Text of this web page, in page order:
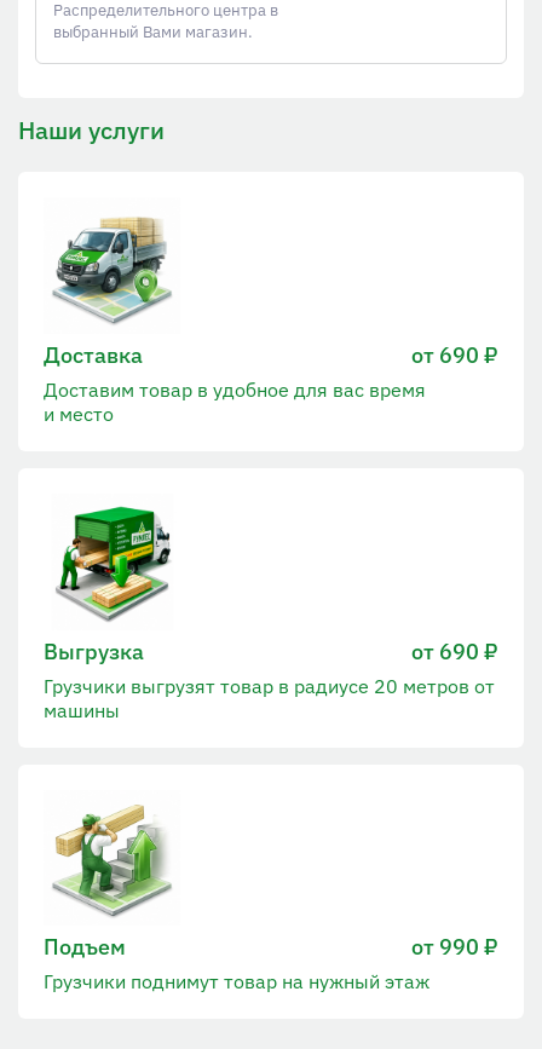
Распределительного центра в
выбранный Вами магазин.
Наши услуги
Доставка от 690 ₽
Доставим товар в удобное для вас время
и место
Выгрузка от 690 ₽
Грузчики выгрузят товар в радиусе 20 метров от
машины
Подъем от 990 ₽
Грузчики поднимут товар на нужный этаж